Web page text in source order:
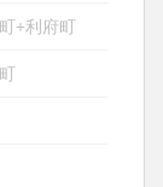
+利府町